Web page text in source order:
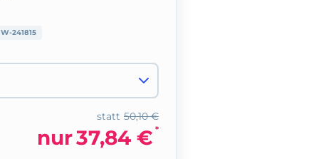
W-241815
50,10 €
statt
nur37,84 € *